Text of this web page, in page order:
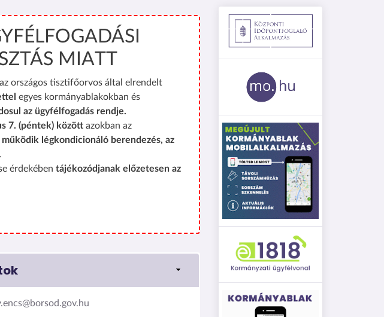
MIATT
országos tisztifőorvos által elrendelt
egyes kormányablakokban és
az ügyfélfogadás rendje.
7. (péntek) között azokban az
működik légkondicionáló berendezés, az
érdekében tájékozódjanak előzetesen az